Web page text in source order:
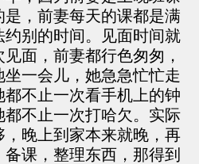
，前妻每天的课都是满
别的时间。见面时间就
面，前妻都行色匆匆，
一会儿，她急急忙忙走
不止一次看手机上的钟
不止一次打哈欠。实际
，晚上到家本来就晚，再
课，整理东西，那得到